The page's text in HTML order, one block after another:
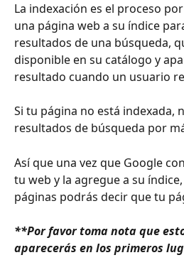
La indexación es el proceso
una página web a su índice
resultados de una búsqueda,
disponible en su catálogo y
resultado cuando un usuario
Si tu página no está indexada,
resultados de búsqueda por
Así que una vez que Google
tu web y la agregue a su
páginas podrás decir que tu
**Por favor toma nota que
aparecerás en los primeros